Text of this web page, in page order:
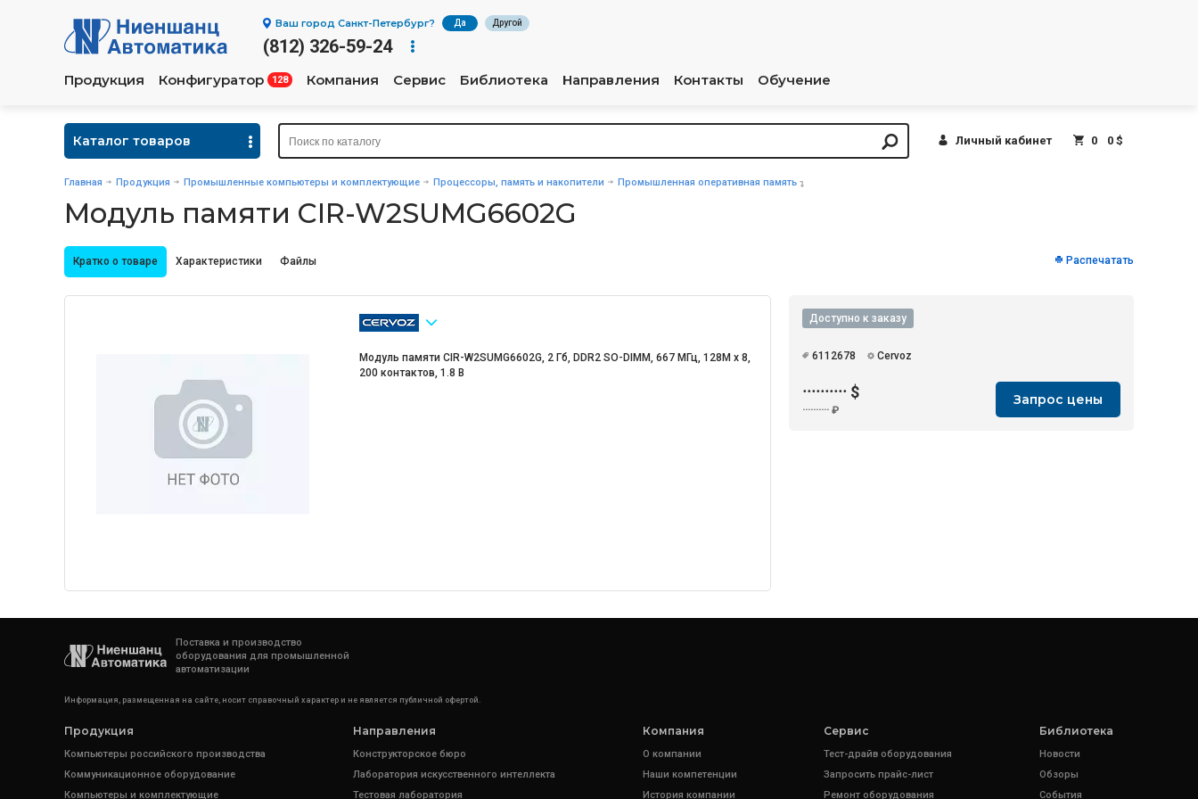
Ваш город Санкт-Петербург? Да Другой
(812) 326-59-24
Продукция Конфигуратор 128 Компания Сервис Библиотека Направления Контакты Обучение
Каталог товаров Личный кабинет 0 0 $
Главная Продукция Промышленные компьютеры и комплектующие Процессоры, память и накопители Промышленная оперативная память
Модуль памяти CIR-W2SUMG6602G
Кратко о товаре Характеристики Файлы Распечатать
Доступно к заказу
6112678 Cervoz
·········· $
·········· ₽
Запрос цены
Модуль памяти CIR-W2SUMG6602G, 2 Гб, DDR2 SO-DIMM, 667 МГц, 128M x 8,
200 контактов, 1.8 В
Поставка и производство
оборудования для промышленной
автоматизации
Информация, размещенная на сайте, носит справочный характер и не является публичной офертой.
Продукция
Компьютеры российского производства
Коммуникационное оборудование
Компьютеры и комплектующие
Направления
Конструкторское бюро
Лаборатория искусственного интеллекта
Тестовая лаборатория
Компания
О компании
Наши компетенции
История компании
Сервис
Тест-драйв оборудования
Запросить прайс-лист
Ремонт оборудования
Библиотека
Новости
Обзоры
События